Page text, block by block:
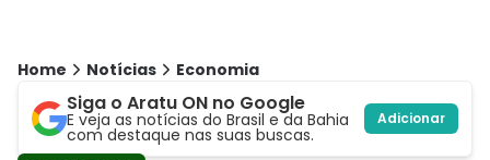
Home Notícias Economia
Siga o Aratu ON no Google
E veja as notícias do Brasil e da Bahia
com destaque nas suas buscas.
Adicionar